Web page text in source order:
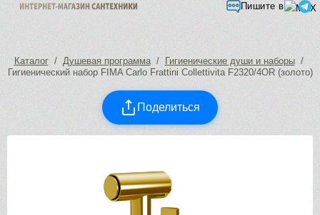
Пишите в
Каталог/ Душевая программа/ Гигиенические души и наборы/
Гигиенический набор FIMA Carlo Frattini Collettivita F2320/4OR (золото)
Поделиться